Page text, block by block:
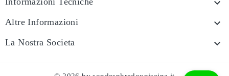

Altre Informazioni 
La Nostra Societa 